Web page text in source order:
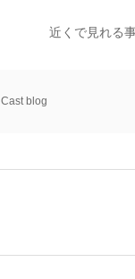
近くで見れる
Cast blog